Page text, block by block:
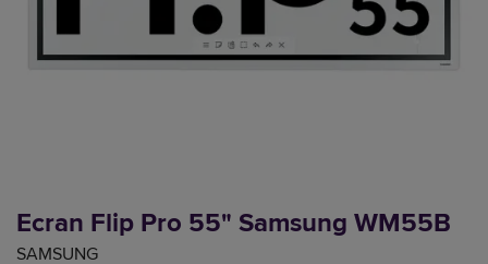
Ecran Flip Pro 55" Samsung WM55B
SAMSUNG